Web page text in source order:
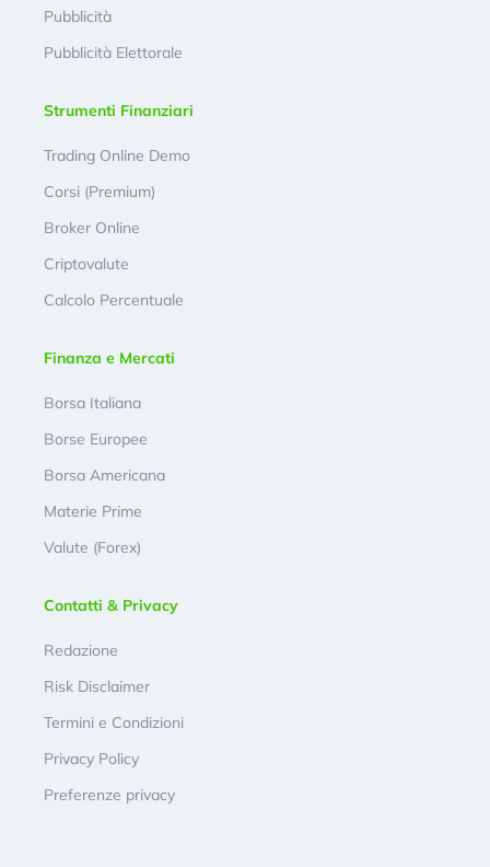
Pubblicità
Pubblicità Elettorale
Strumenti Finanziari
Trading Online Demo
Corsi (Premium)
Broker Online
Criptovalute
Calcolo Percentuale
Finanza e Mercati
Borsa Italiana
Borse Europee
Borsa Americana
Materie Prime
Valute (Forex)
Contatti & Privacy
Redazione
Risk Disclaimer
Termini e Condizioni
Privacy Policy
Preferenze privacy